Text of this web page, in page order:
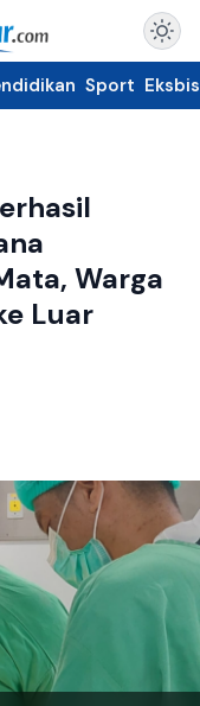
Sport Eksbis
Warga
Luar